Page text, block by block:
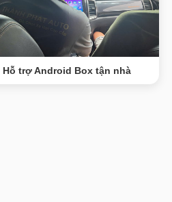
Hỗ trợ Android Box tận nhà